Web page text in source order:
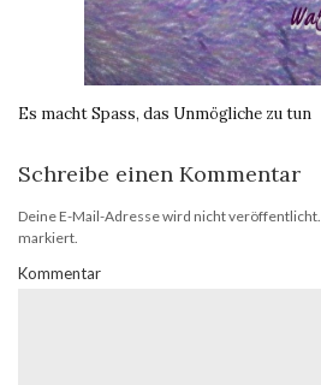
Es macht Spass, das Unmögliche zu tun
Schreibe einen Kommentar
Deine E-Mail-Adresse wird nicht veröffentlicht.
markiert.
Kommentar